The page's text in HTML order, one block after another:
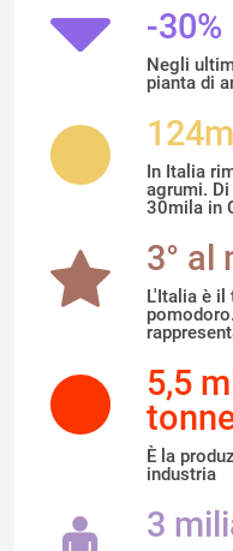
-30%
Negli
pianta di
In Italia
agrumi.
30mila in
3° al
L'Italia è il
5,5
È la
industria
3